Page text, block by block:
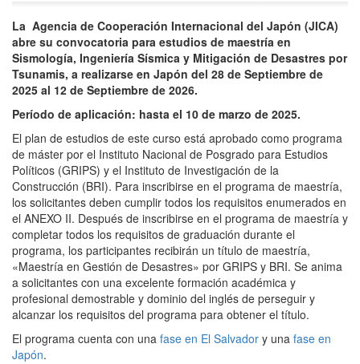
La Agencia de Cooperación Internacional del Japón (JICA)
abre su convocatoria para estudios de maestría en
Sismología, Ingeniería Sísmica y Mitigación de Desastres por
Tsunamis, a realizarse en Japón del 28 de Septiembre de
2025 al 12 de Septiembre de 2026.
Período de aplicación: hasta el 10 de marzo de 2025.
El plan de estudios de este curso está aprobado como programa
de máster por el Instituto Nacional de Posgrado para Estudios
Políticos (GRIPS) y el Instituto de Investigación de la
Construcción (BRI). Para inscribirse en el programa de maestría,
los solicitantes deben cumplir todos los requisitos enumerados en
el ANEXO II. Después de inscribirse en el programa de maestría y
completar todos los requisitos de graduación durante el
programa, los participantes recibirán un título de maestría,
«Maestría en Gestión de Desastres» por GRIPS y BRI. Se anima
a solicitantes con una excelente formación académica y
profesional demostrable y dominio del inglés de perseguir y
alcanzar los requisitos del programa para obtener el título.
El programa cuenta con una fase en El Salvador y una fase en
Japón.